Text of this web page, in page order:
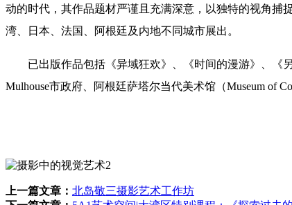
动的时代，其作品题材严谨且充满深意，以独特的视角捕
湾、日本、法国、阿根廷及内地不同城市展出。
已出版作品包括《异域狂欢》、《时间的漫游》、《
Mulhouse市政府、阿根廷萨塔尔当代美术馆（Museum of
上一篇文章： 北岛敬三摄影艺术工作坊